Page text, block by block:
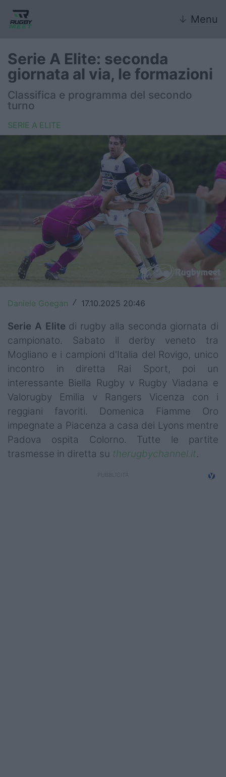
↓ Menu
Nazionale
Nazionali giovanili
Rugby Sevens
United Rugby Championship
Top14
Premiership
Champions Cup
Challenge Cup
World Rugby
Rugby World Cup
Super Rugby
Rugby in TV
Mercato
Serie A Elite
Serie A Elite: seconda
giornata al via, le formazioni
Classifica e programma del secondo
turno
SERIE A ELITE
Daniele Goegan / 17.10.2025 20:46
Serie A Elite di rugby alla seconda giornata di
campionato. Sabato il derby veneto tra
Mogliano e i campioni d'Italia del Rovigo, unico
incontro in diretta Rai Sport, poi un
interessante Biella Rugby v Rugby Viadana e
Valorugby Emilia v Rangers Vicenza con i
reggiani favoriti. Domenica Fiamme Oro
impegnate a Piacenza a casa dei Lyons mentre
Padova ospita Colorno. Tutte le partite
trasmesse in diretta su therugbychannel.it.